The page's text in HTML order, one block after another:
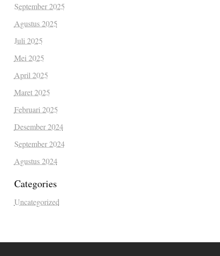
September 2025
Agustus 2025
Juli 2025
Mei 2025
April 2025
Maret 2025
Februari 2025
Desember 2024
September 2024
Agustus 2024
Categories
Uncategorized